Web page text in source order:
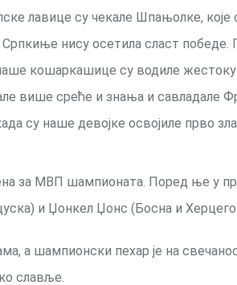
лавице су чекале Шпањолке, које
нису осетила сласт победе.
кошаркашице су водиле
више среће и знања и савладале
су наше девојке освојиле прво
за МВП шампионата. Поред ње у
и Џонкел Џонс (Босна и
а шампионски пехар је на
славље.